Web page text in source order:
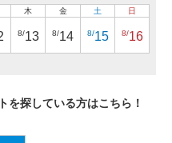
木
8/13
金
8/14
土
8/15
日
8/16
を探している方はこちら！